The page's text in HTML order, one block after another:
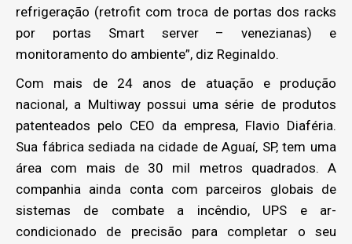
refrigeração (retrofit com troca de portas dos racks
por portas Smart server – venezianas) e
monitoramento do ambiente”, diz Reginaldo.
Com mais de 24 anos de atuação e produção
nacional, a Multiway possui uma série de produtos
patenteados pelo CEO da empresa, Flavio Diaféria.
Sua fábrica sediada na cidade de Aguaí, SP, tem uma
área com mais de 30 mil metros quadrados. A
companhia ainda conta com parceiros globais de
sistemas de combate a incêndio, UPS e ar-
condicionado de precisão para completar o seu